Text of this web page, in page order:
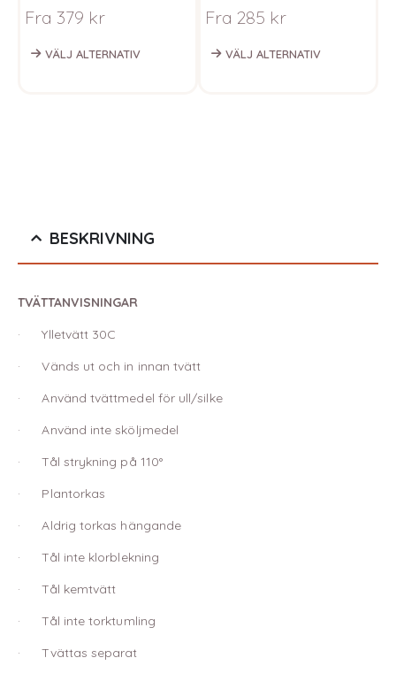
Fra 379 kr
VÄLJ ALTERNATIV
Fra 285 kr
VÄLJ ALTERNATIV
BESKRIVNING
TVÄTTANVISNINGAR
· Ylletvätt 30C
· Vänds ut och in innan tvätt
· Använd tvättmedel för ull/silke
· Använd inte sköljmedel
· Tål strykning på 110°
· Plantorkas
· Aldrig torkas hängande
· Tål inte klorblekning
· Tål kemtvätt
· Tål inte torktumling
· Tvättas separat